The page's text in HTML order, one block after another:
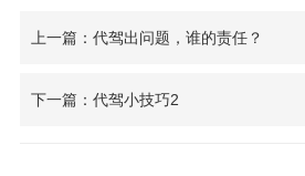
上一篇：代驾出问题，谁的责任？
下一篇：代驾小技巧2